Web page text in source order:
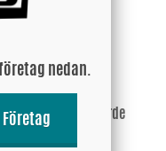
dess fulla värde
nedan.
Företag